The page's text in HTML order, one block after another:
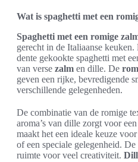
Wat is spaghetti met een
Spaghetti met een romige
gerecht in de Italiaanse
dente gekookte spaghetti met
van verse zalm en dille. De
geven een rijke, bevredigende
verschillende gelegenheden.
De combinatie van de romige
aroma’s van dille zorgt voor
maakt het een ideale keuze
of een speciale gelegenheid.
ruimte voor veel creativiteit.